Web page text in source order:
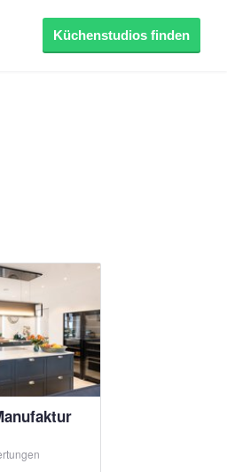
Küchenstudios finden